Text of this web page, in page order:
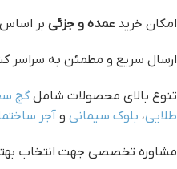
امکان خریدعمده و جزئی بر
ارسال سریع و مطمئن به سراسر
تنوع بالای محصولات شاملگچ
طلایی، بلوک سیمانی و آجر
مشاوره تخصصی جهت انتخاب